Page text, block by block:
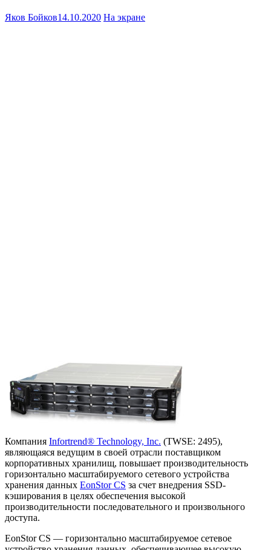
Яков Бойков14.10.2020 На экране
Компания Infortrend® Technology, Inc. (TWSE: 2495),
являющаяся ведущим в своей отрасли поставщиком
корпоративных хранилищ, повышает производительность
горизонтально масштабируемого сетевого устройства
хранения данных EonStor CS за счет внедрения SSD-
кэширования в целях обеспечения высокой
производительности последовательного и произвольного
доступа.
EonStor CS — горизонтально масштабируемое сетевое